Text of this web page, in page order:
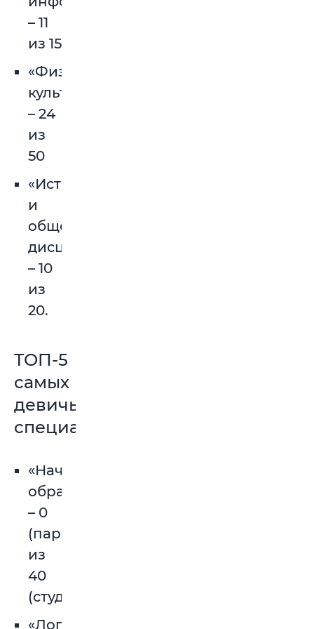
– 11
из 15
«Физическая
культура»
– 24
из
50
«История
и
обществоведческие
дисциплины»
– 10
из
20.
ТОП-5
самых
девичьих
специальностей
«Начальное
образование»
– 0
(парней)
из
40
(студентов)
«Логопедия»